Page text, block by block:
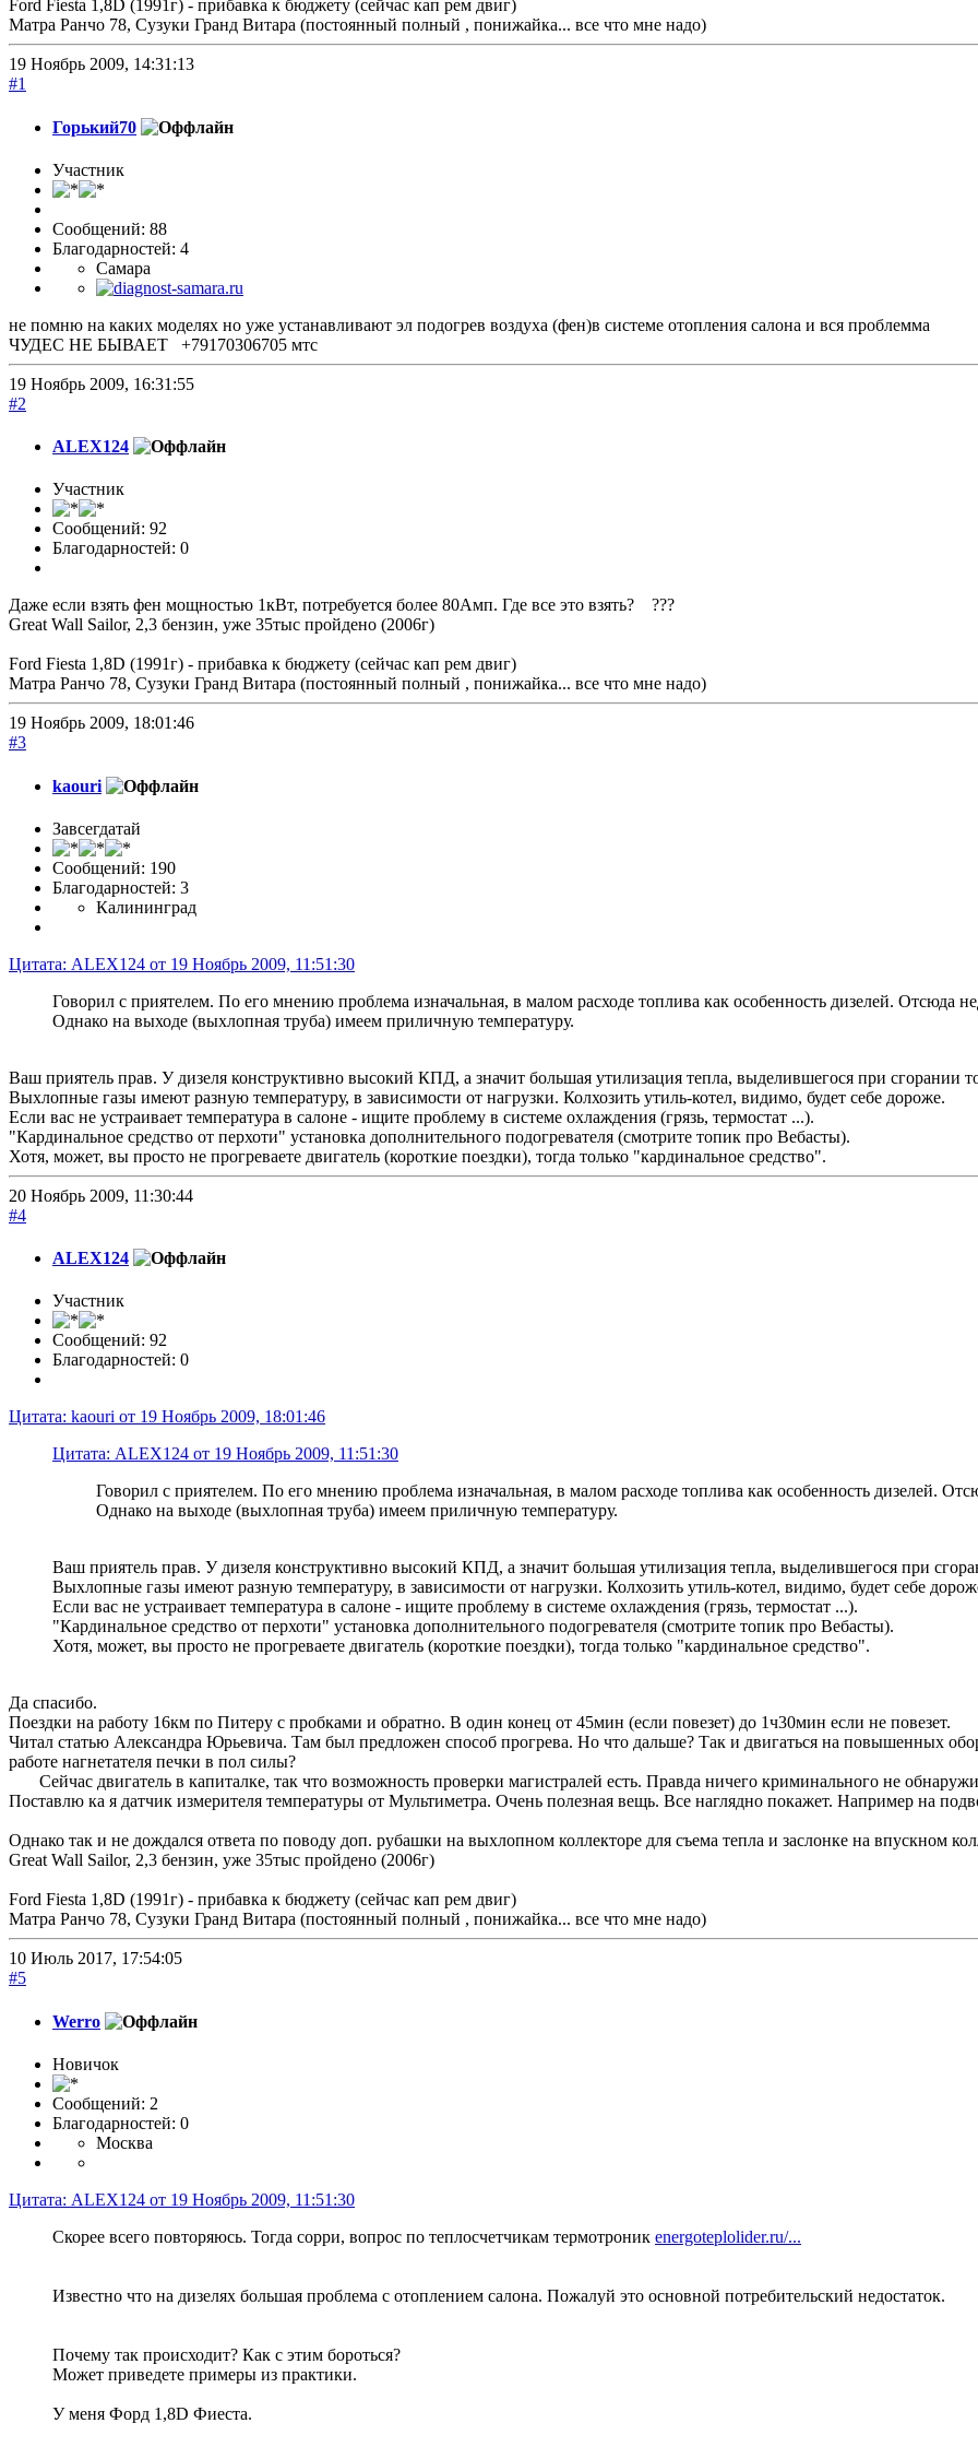
Ford Fiesta 1,8D (1991г) - прибавка к бюджету (сейчас кап рем двиг)
Матра Ранчо 78, Сузуки Гранд Витара (постоянный полный , понижайка... все что мне надо)
19 Ноябрь 2009, 14:31:13
#1
Горький70
Участник
Сообщений: 88
Благодарностей: 4
Самара
не помню на каких моделях но уже устанавливают эл подогрев воздуха (фен)в системе отопления салона и вся проблемма
ЧУДЕС НЕ БЫВАЕТ +79170306705 мтс
19 Ноябрь 2009, 16:31:55
#2
ALEX124
Участник
Сообщений: 92
Благодарностей: 0
Даже если взять фен мощностью 1кВт, потребуется более 80Амп. Где все это взять? ???
Great Wall Sailor, 2,3 бензин, уже 35тыс пройдено (2006г)
Ford Fiesta 1,8D (1991г) - прибавка к бюджету (сейчас кап рем двиг)
Матра Ранчо 78, Сузуки Гранд Витара (постоянный полный , понижайка... все что мне надо)
19 Ноябрь 2009, 18:01:46
#3
kaouri
Завсегдатай
Сообщений: 190
Благодарностей: 3
Калининград
Цитата: ALEX124 от 19 Ноябрь 2009, 11:51:30
Говорил с приятелем. По его мнению проблема изначальная, в малом расходе топлива как особенность дизелей. Отсюда
Однако на выходе (выхлопная труба) имеем приличную температуру.
Ваш приятель прав. У дизеля конструктивно высокий КПД, а значит большая утилизация тепла, выделившегося при сгорании
Выхлопные газы имеют разную температуру, в зависимости от нагрузки. Колхозить утиль-котел, видимо, будет себе дороже.
Если вас не устраивает температура в салоне - ищите проблему в системе охлаждения (грязь, термостат ...).
"Кардинальное средство от перхоти" установка дополнительного подогревателя (смотрите топик про Вебасты).
Хотя, может, вы просто не прогреваете двигатель (короткие поездки), тогда только "кардинальное средство".
20 Ноябрь 2009, 11:30:44
#4
ALEX124
Участник
Сообщений: 92
Благодарностей: 0
Цитата: kaouri от 19 Ноябрь 2009, 18:01:46
Цитата: ALEX124 от 19 Ноябрь 2009, 11:51:30
Говорил с приятелем. По его мнению проблема изначальная, в малом расходе топлива как особенность дизелей.
Однако на выходе (выхлопная труба) имеем приличную температуру.
Ваш приятель прав. У дизеля конструктивно высокий КПД, а значит большая утилизация тепла, выделившегося при
Выхлопные газы имеют разную температуру, в зависимости от нагрузки. Колхозить утиль-котел, видимо, будет себе
Если вас не устраивает температура в салоне - ищите проблему в системе охлаждения (грязь, термостат ...).
"Кардинальное средство от перхоти" установка дополнительного подогревателя (смотрите топик про Вебасты).
Хотя, может, вы просто не прогреваете двигатель (короткие поездки), тогда только "кардинальное средство".
Да спасибо.
Поездки на работу 16км по Питеру с пробками и обратно. В один конец от 45мин (если повезет) до 1ч30мин если не повезет.
Читал статью Александра Юрьевича. Там был предложен способ прогрева. Но что дальше? Так и двигаться на повышенных
работе нагнетателя печки в пол силы?
Сейчас двигатель в капиталке, так что возможность проверки магистралей есть. Правда ничего криминального не
Поставлю ка я датчик измерителя температуры от Мультиметра. Очень полезная вещь. Все наглядно покажет. Например на
Однако так и не дождался ответа по поводу доп. рубашки на выхлопном коллекторе для съема тепла и заслонке на впускном
Great Wall Sailor, 2,3 бензин, уже 35тыс пройдено (2006г)
Ford Fiesta 1,8D (1991г) - прибавка к бюджету (сейчас кап рем двиг)
Матра Ранчо 78, Сузуки Гранд Витара (постоянный полный , понижайка... все что мне надо)
10 Июль 2017, 17:54:05
#5
Werro
Новичок
Сообщений: 2
Благодарностей: 0
Москва
Цитата: ALEX124 от 19 Ноябрь 2009, 11:51:30
Скорее всего повторяюсь. Тогда сорри, вопрос по теплосчетчикам термотроник energoteplolider.ru/...
Известно что на дизелях большая проблема с отоплением салона. Пожалуй это основной потребительский недостаток.
Почему так происходит? Как с этим бороться?
Может приведете примеры из практики.
У меня Форд 1,8D Фиеста.